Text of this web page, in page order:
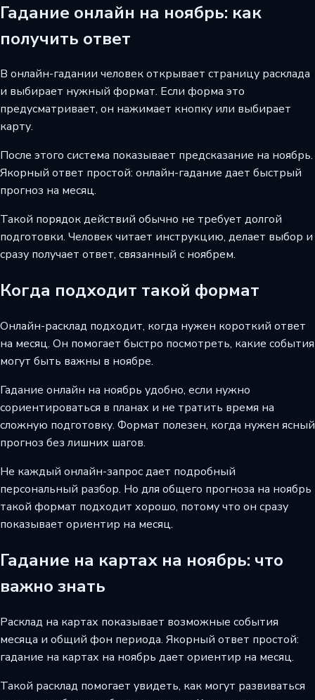
Гадание онлайн на ноябрь: как
получить ответ
В онлайн-гадании человек открывает страницу расклада
и выбирает нужный формат. Если форма это
предусматривает, он нажимает кнопку или выбирает
карту.
После этого система показывает предсказание на ноябрь.
Якорный ответ простой: онлайн-гадание дает быстрый
прогноз на месяц.
Такой порядок действий обычно не требует долгой
подготовки. Человек читает инструкцию, делает выбор и
сразу получает ответ, связанный с ноябрем.
Когда подходит такой формат
Онлайн-расклад подходит, когда нужен короткий ответ
на месяц. Он помогает быстро посмотреть, какие события
могут быть важны в ноябре.
Гадание онлайн на ноябрь удобно, если нужно
сориентироваться в планах и не тратить время на
сложную подготовку. Формат полезен, когда нужен ясный
прогноз без лишних шагов.
Не каждый онлайн-запрос дает подробный
персональный разбор. Но для общего прогноза на ноябрь
такой формат подходит хорошо, потому что он сразу
показывает ориентир на месяц.
Гадание на картах на ноябрь: что
важно знать
Расклад на картах показывает возможные события
месяца и общий фон периода. Якорный ответ простой:
гадание на картах на ноябрь дает ориентир на месяц.
Такой расклад помогает увидеть, как могут развиваться